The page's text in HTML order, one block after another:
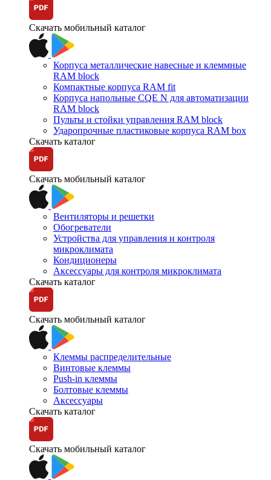
Скачать мобильный каталог
Корпуса металлические навесные и клеммные
RAM block
Компактные корпуса RAM fit
Корпуса напольные CQE N для автоматизации
RAM block
Пульты и стойки управления RAM block
Ударопрочные пластиковые корпуса RAM box
Скачать каталог
Скачать мобильный каталог
Вентиляторы и решетки
Обогреватели
Устройства для управления и контроля
микроклимата
Кондиционеры
Аксессуары для контроля микроклимата
Скачать каталог
Скачать мобильный каталог
Клеммы распределительные
Винтовые клеммы
Push-in клеммы
Болтовые клеммы
Аксессуары
Скачать каталог
Скачать мобильный каталог